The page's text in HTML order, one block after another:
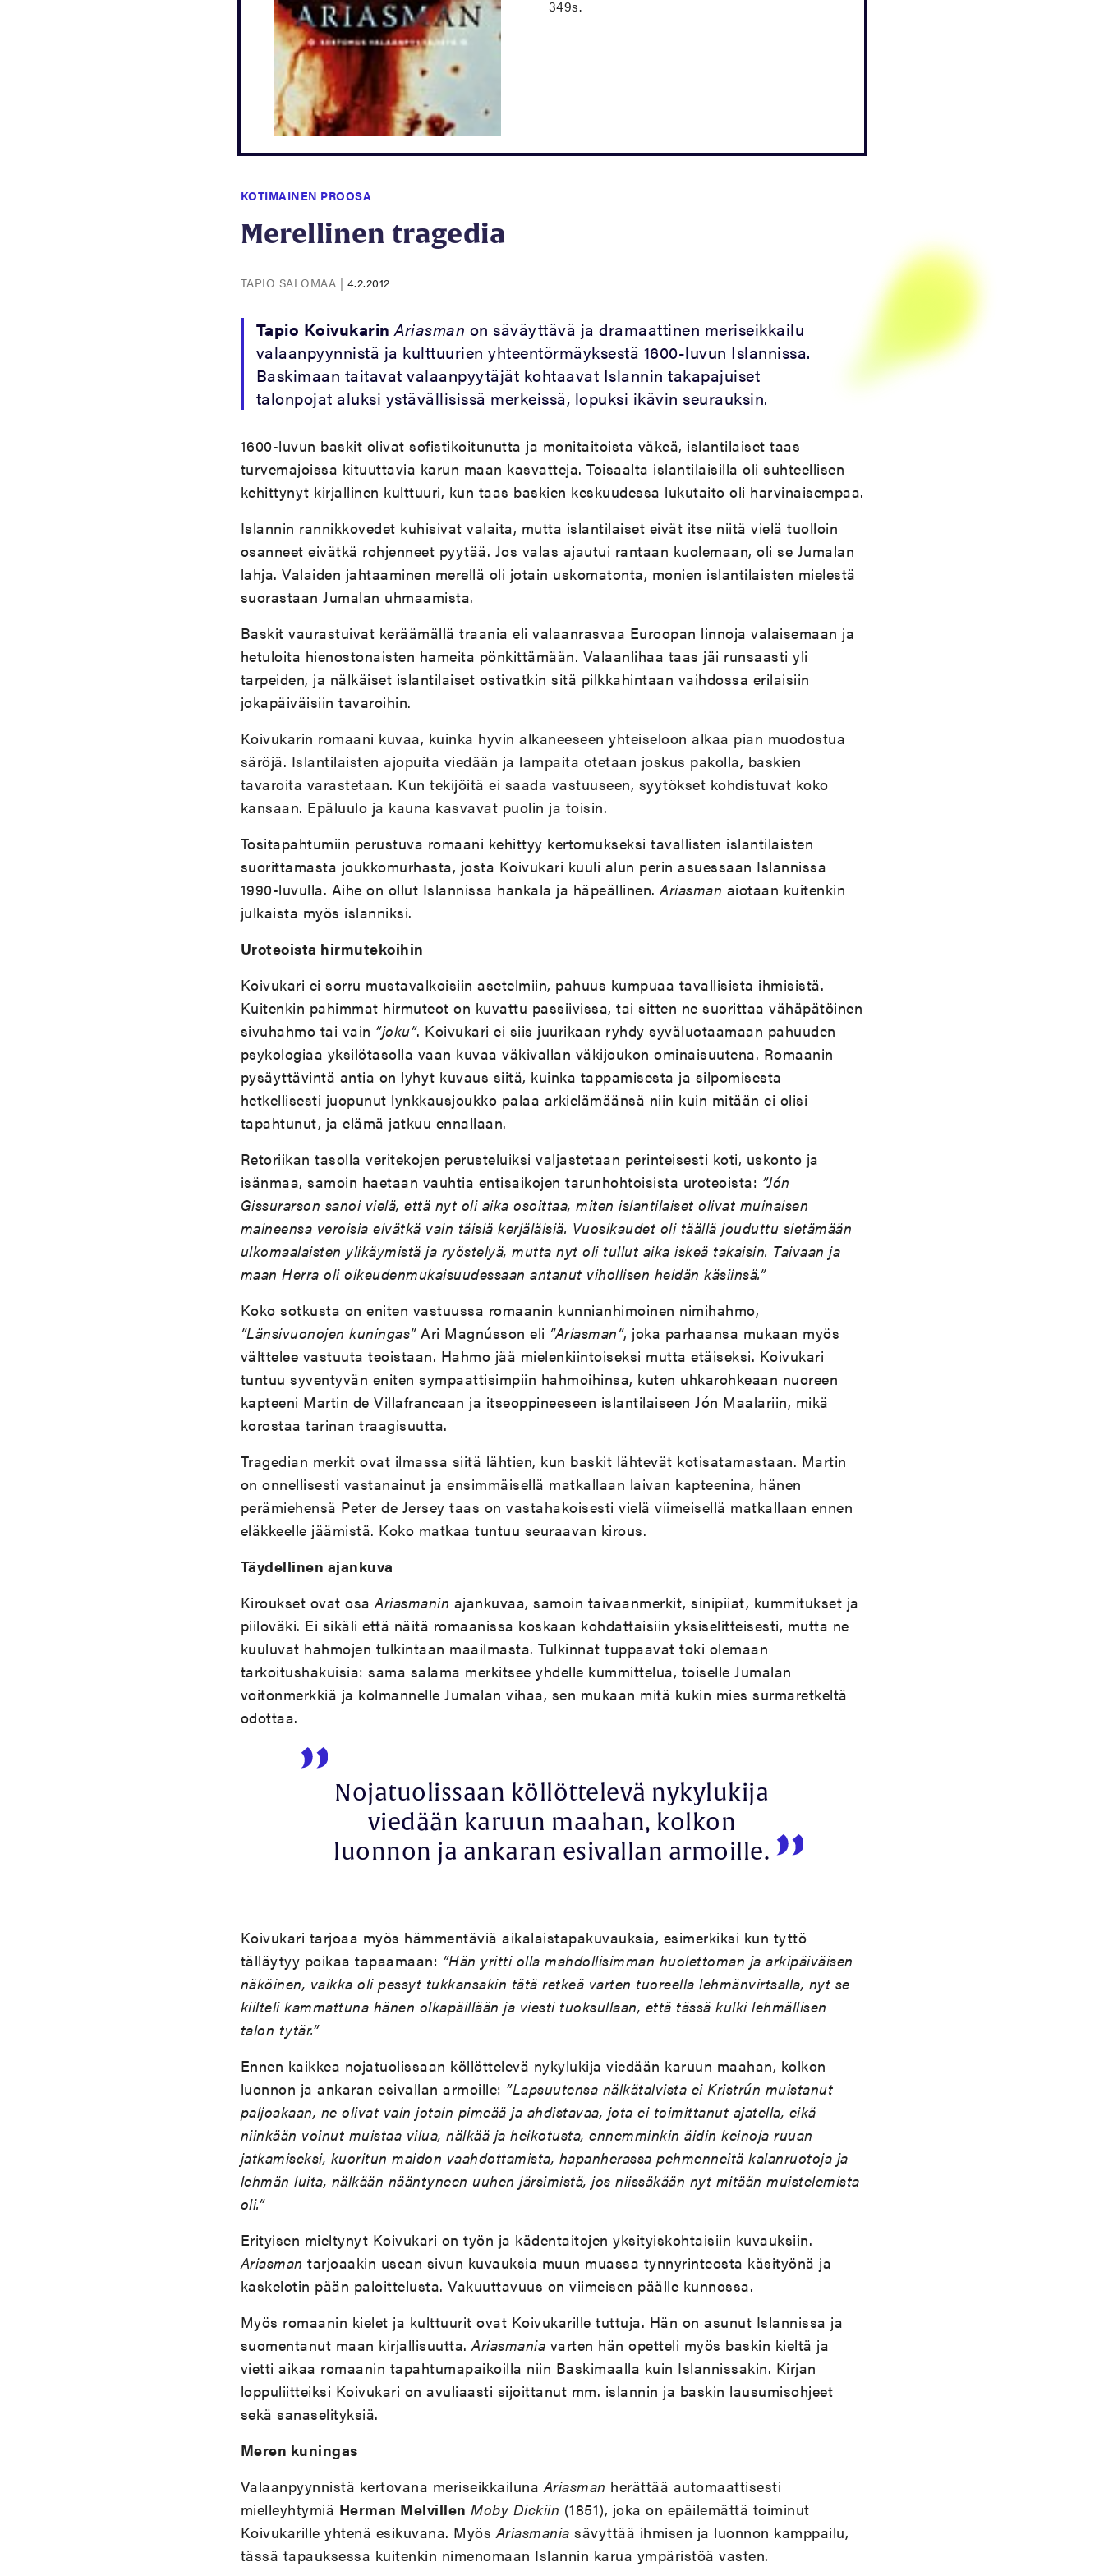
349s.
KOTIMAINEN PROOSA
Merellinen tragedia
TAPIO SALOMAA | 4.2.2012
Tapio Koivukarin Ariasman on säväyttävä ja dramaattinen meriseikkailu
valaanpyynnistä ja kulttuurien yhteentörmäyksestä 1600-luvun Islannissa.
Baskimaan taitavat valaanpyytäjät kohtaavat Islannin takapajuiset
talonpojat aluksi ystävällisissä merkeissä, lopuksi ikävin seurauksin.
1600-luvun baskit olivat sofistikoitunutta ja monitaitoista väkeä, islantilaiset taas
turvemajoissa kituuttavia karun maan kasvatteja. Toisaalta islantilaisilla oli suhteellisen
kehittynyt kirjallinen kulttuuri, kun taas baskien keskuudessa lukutaito oli harvinaisempaa.
Islannin rannikkovedet kuhisivat valaita, mutta islantilaiset eivät itse niitä vielä tuolloin
osanneet eivätkä rohjenneet pyytää. Jos valas ajautui rantaan kuolemaan, oli se Jumalan
lahja. Valaiden jahtaaminen merellä oli jotain uskomatonta, monien islantilaisten mielestä
suorastaan Jumalan uhmaamista.
Baskit vaurastuivat keräämällä traania eli valaanrasvaa Euroopan linnoja valaisemaan ja
hetuloita hienostonaisten hameita pönkittämään. Valaanlihaa taas jäi runsaasti yli
tarpeiden, ja nälkäiset islantilaiset ostivatkin sitä pilkkahintaan vaihdossa erilaisiin
jokapäiväisiin tavaroihin.
Koivukarin romaani kuvaa, kuinka hyvin alkaneeseen yhteiseloon alkaa pian muodostua
säröjä. Islantilaisten ajopuita viedään ja lampaita otetaan joskus pakolla, baskien
tavaroita varastetaan. Kun tekijöitä ei saada vastuuseen, syytökset kohdistuvat koko
kansaan. Epäluulo ja kauna kasvavat puolin ja toisin.
Tositapahtumiin perustuva romaani kehittyy kertomukseksi tavallisten islantilaisten
suorittamasta joukkomurhasta, josta Koivukari kuuli alun perin asuessaan Islannissa
1990-luvulla. Aihe on ollut Islannissa hankala ja häpeällinen.Ariasman aiotaan kuitenkin
julkaista myös islanniksi.
Uroteoista hirmutekoihin
Koivukari ei sorru mustavalkoisiin asetelmiin, pahuus kumpuaa tavallisista ihmisistä.
Kuitenkin pahimmat hirmuteot on kuvattu passiivissa, tai sitten ne suorittaa vähäpätöinen
sivuhahmo tai vain ”joku”. Koivukari ei siis juurikaan ryhdy syväluotaamaan pahuuden
psykologiaa yksilötasolla vaan kuvaa väkivallan väkijoukon ominaisuutena. Romaanin
pysäyttävintä antia on lyhyt kuvaus siitä, kuinka tappamisesta ja silpomisesta
hetkellisesti juopunut lynkkausjoukko palaa arkielämäänsä niin kuin mitään ei olisi
tapahtunut, ja elämä jatkuu ennallaan.
Retoriikan tasolla veritekojen perusteluiksi valjastetaan perinteisesti koti, uskonto ja
isänmaa, samoin haetaan vauhtia entisaikojen tarunhohtoisista uroteoista: ”Jón
Gissurarson sanoi vielä, että nyt oli aika osoittaa, miten islantilaiset olivat muinaisen
maineensa veroisia eivätkä vain täisiä kerjäläisiä. Vuosikaudet oli täällä jouduttu sietämään
ulkomaalaisten ylikäymistä ja ryöstelyä, mutta nyt oli tullut aika iskeä takaisin. Taivaan ja
maan Herra oli oikeudenmukaisuudessaan antanut vihollisen heidän käsiinsä.”
Koko sotkusta on eniten vastuussa romaanin kunnianhimoinen nimihahmo,
”Länsivuonojen kuningas”Ari Magnússon eli ”Ariasman”, joka parhaansa mukaan myös
välttelee vastuuta teoistaan. Hahmo jää mielenkiintoiseksi mutta etäiseksi. Koivukari
tuntuu syventyvän eniten sympaattisimpiin hahmoihinsa, kuten uhkarohkeaan nuoreen
kapteeni Martin de Villafrancaan ja itseoppineeseen islantilaiseen Jón Maalariin, mikä
korostaa tarinan traagisuutta.
Tragedian merkit ovat ilmassa siitä lähtien, kun baskit lähtevät kotisatamastaan. Martin
on onnellisesti vastanainut ja ensimmäisellä matkallaan laivan kapteenina, hänen
perämiehensä Peter de Jersey taas on vastahakoisesti vielä viimeisellä matkallaan ennen
eläkkeelle jäämistä. Koko matkaa tuntuu seuraavan kirous.
Täydellinen ajankuva
Kiroukset ovat osaAriasmanin ajankuvaa, samoin taivaanmerkit, sinipiiat, kummitukset ja
piiloväki. Ei sikäli että näitä romaanissa koskaan kohdattaisiin yksiselitteisesti, mutta ne
kuuluvat hahmojen tulkintaan maailmasta. Tulkinnat tuppaavat toki olemaan
tarkoitushakuisia: sama salama merkitsee yhdelle kummittelua, toiselle Jumalan
voitonmerkkiä ja kolmannelle Jumalan vihaa, sen mukaan mitä kukin mies surmaretkeltä
odottaa.
Nojatuolissaan köllöttelevä nykylukija
viedään karuun maahan, kolkon
luonnon ja ankaran esivallan armoille.
Koivukari tarjoaa myös hämmentäviä aikalaistapakuvauksia, esimerkiksi kun tyttö
tälläytyy poikaa tapaamaan: ”Hän yritti olla mahdollisimman huolettoman ja arkipäiväisen
näköinen, vaikka oli pessyt tukkansakin tätä retkeä varten tuoreella lehmänvirtsalla, nyt se
kiilteli kammattuna hänen olkapäillään ja viesti tuoksullaan, että tässä kulki lehmällisen
talon tytär.”
Ennen kaikkea nojatuolissaan köllöttelevä nykylukija viedään karuun maahan, kolkon
luonnon ja ankaran esivallan armoille: ”Lapsuutensa nälkätalvista ei Kristrún muistanut
paljoakaan, ne olivat vain jotain pimeää ja ahdistavaa, jota ei toimittanut ajatella, eikä
niinkään voinut muistaa vilua, nälkää ja heikotusta, ennemminkin äidin keinoja ruuan
jatkamiseksi, kuoritun maidon vaahdottamista, hapanherassa pehmenneitä kalanruotoja ja
lehmän luita, nälkään nääntyneen uuhen järsimistä, jos niissäkään nyt mitään muistelemista
oli.”
Erityisen mieltynyt Koivukari on työn ja kädentaitojen yksityiskohtaisiin kuvauksiin.
Ariasman tarjoaakin usean sivun kuvauksia muun muassa tynnyrinteosta käsityönä ja
kaskelotin pään paloittelusta. Vakuuttavuus on viimeisen päälle kunnossa.
Myös romaanin kielet ja kulttuurit ovat Koivukarille tuttuja. Hän on asunut Islannissa ja
suomentanut maan kirjallisuutta.Ariasmania varten hän opetteli myös baskin kieltä ja
vietti aikaa romaanin tapahtumapaikoilla niin Baskimaalla kuin Islannissakin. Kirjan
loppuliitteiksi Koivukari on avuliaasti sijoittanut mm. islannin ja baskin lausumisohjeet
sekä sanaselityksiä.
Meren kuningas
Valaanpyynnistä kertovana meriseikkailunaAriasman herättää automaattisesti
mielleyhtymiä Herman Melvillen Moby Dickiin (1851), joka on epäilemättä toiminut
Koivukarille yhtenä esikuvana. MyösAriasmania sävyttää ihmisen ja luonnon kamppailu,
tässä tapauksessa kuitenkin nimenomaan Islannin karua ympäristöä vasten.